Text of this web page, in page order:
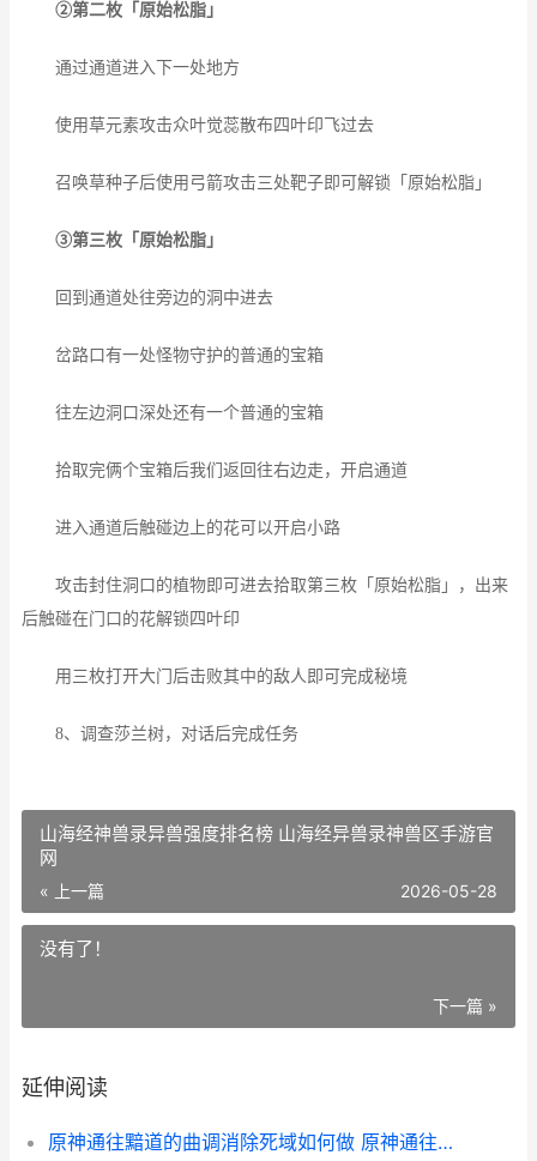
②第二枚「原始松脂」
通过通道进入下一处地方
使用草元素攻击众叶觉蕊散布四叶印飞过去
召唤草种子后使用弓箭攻击三处靶子即可解锁「原始松脂」
③第三枚「原始松脂」
回到通道处往旁边的洞中进去
岔路口有一处怪物守护的普通的宝箱
往左边洞口深处还有一个普通的宝箱
拾取完俩个宝箱后我们返回往右边走，开启通道
进入通道后触碰边上的花可以开启小路
攻击封住洞口的植物即可进去拾取第三枚「原始松脂」，出来
后触碰在门口的花解锁四叶印
用三枚打开大门后击败其中的敌人即可完成秘境
8、调查莎兰树，对话后完成任务
山海经神兽录异兽强度排名榜 山海经异兽录神兽区手游官
网
« 上一篇 2026-05-28
没有了！
下一篇 »
延伸阅读
原神通往黯道的曲调消除死域如何做 原神通往深渊